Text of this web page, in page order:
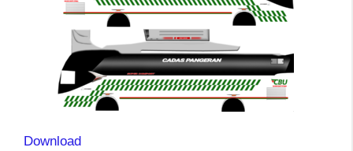
Download